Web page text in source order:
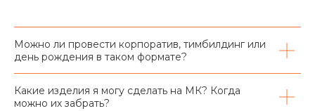
Можно ли провести корпоратив, тимбилдинг или
день рождения в таком формате?
Какие изделия я могу сделать на МК? Когда
можно их забрать?